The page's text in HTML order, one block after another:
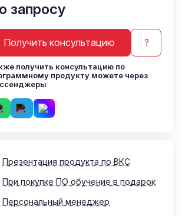
запросу
Получить консультацию ?
получить консультацию по
продукту можете через
Презентация продукта по ВКС
При покупке ПО обучение в подарок
Персональный менеджер